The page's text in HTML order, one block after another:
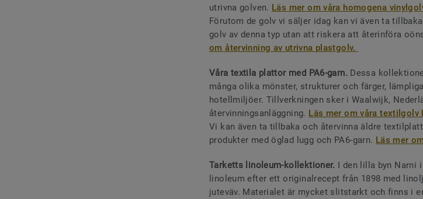
utrivna golven. Läs mer om våra homogena
Förutom de golv vi säljer idag kan vi även ta
golv av denna typ utan att riskera att återinföra
om återvinning av utrivna plastgolv.
Våra textila plattor med PA6-garn. Dessa
många olika mönster, strukturer och färger,
hotellmiljöer. Tillverkningen sker i Waalwijk,
återvinningsanläggning. Läs mer om våra textilgolv
Vi kan även ta tillbaka och återvinna äldre
produkter med öglad lugg och PA6-garn. Läs mer
Tarketts linoleum-kollektioner. I den lilla byn Narni
linoleum efter ett originalrecept från 1898 med
juteväv. Materialet är mycket slitstarkt och finns i